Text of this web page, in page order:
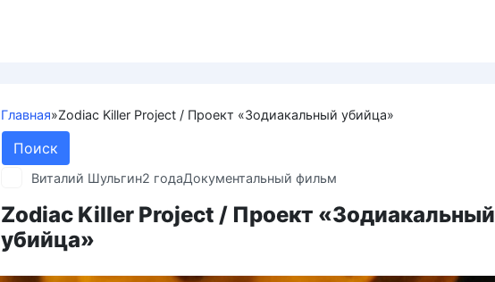
Главная»Zodiac Killer Project / Проект «Зодиакальный убийца»
Виталий Шульгин2 годаДокументальный фильм
Zodiac Killer Project / Проект «Зодиакальный
убийца»
Поиск